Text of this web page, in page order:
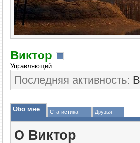
Виктор
Управляющий
Последняя активность:
Обо мне Статистика Друзья
О Виктор